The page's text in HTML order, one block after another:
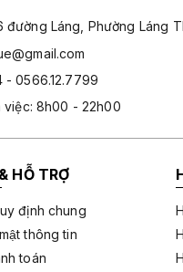
đường Láng, Phường Láng
- 0566.12.7799
việc: 8h00 - 22h00
HỖ TRỢ
định chung
thông tin
toán